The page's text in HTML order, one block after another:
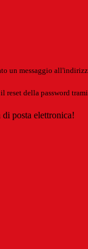
un messaggio
reset della password
posta elettronica!